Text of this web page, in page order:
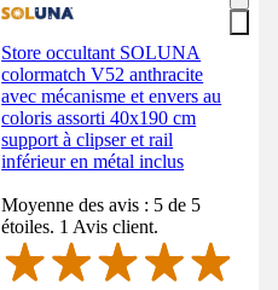
Store occultant SOLUNA
colormatch V52 anthracite
avec mécanisme et envers au
coloris assorti 40x190 cm
support à clipser et rail
inférieur en métal inclus
Moyenne des avis : 5 de 5
étoiles. 1 Avis client.